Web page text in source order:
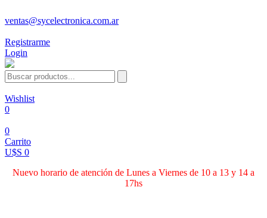
ventas@sycelectronica.com.ar
Registrarme
Login
Wishlist
0
0
Carrito
U$S 0
Nuevo horario de atención de Lunes a Viernes de 10 a 13 y 14 a
17hs